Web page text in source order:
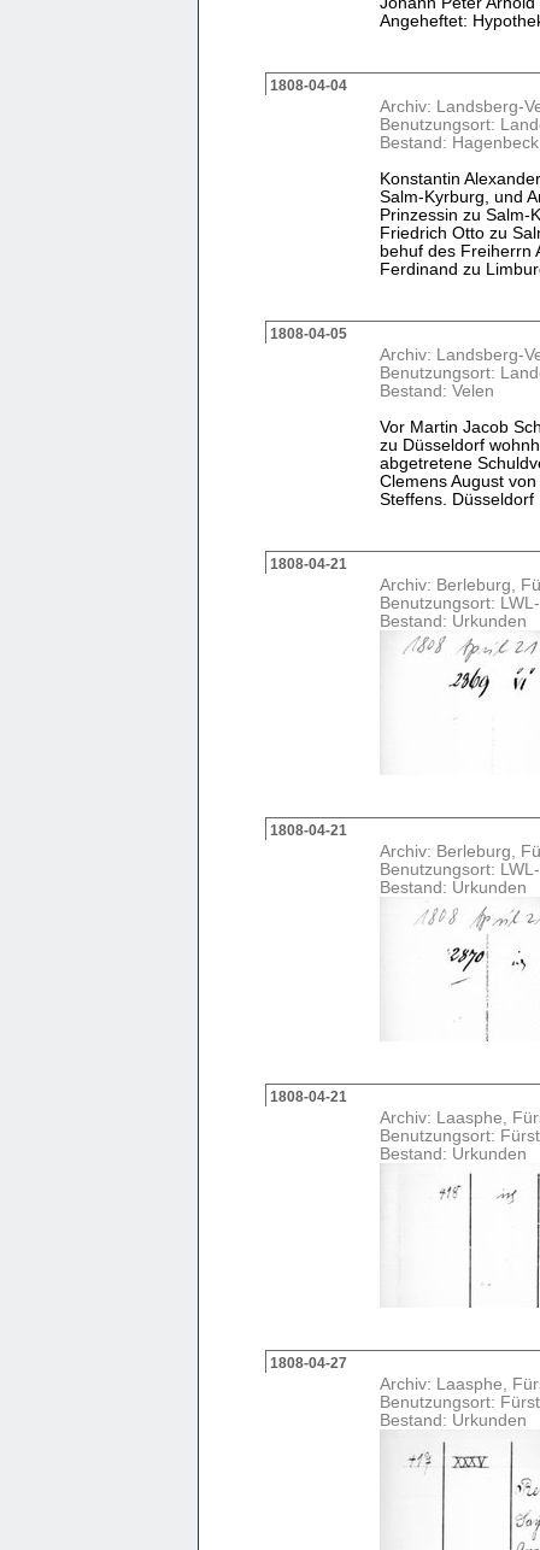
Angeheftet:
1808-04-04
Archiv: Landsberg-
Benutzungsort:
Bestand: Hagenbeck
Konstantin
Salm-Kyrburg, und
Prinzessin zu Salm-
Friedrich Otto zu
behuf des Freiherrn
Ferdinand zu
1808-04-05
Archiv: Landsberg-
Benutzungsort:
Bestand: Velen
Vor Martin Jacob
zu Düsseldorf
abgetretene
Clemens August
Steffens.
1808-04-21
Archiv: Berleburg,
Benutzungsort:
Bestand: Urkunden
1808-04-21
Archiv: Berleburg,
Benutzungsort:
Bestand: Urkunden
1808-04-21
Archiv: Laasphe,
Benutzungsort:
Bestand: Urkunden
1808-04-27
Archiv: Laasphe,
Benutzungsort:
Bestand: Urkunden